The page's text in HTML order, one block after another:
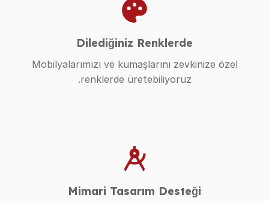
Dilediğiniz Renklerde
Mobilyalarımızı ve kumaşlarını zevkinize özel
renklerde üretebiliyoruz.
Mimari Tasarım Desteği